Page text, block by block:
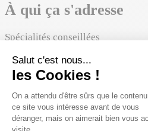
À qui ça s'adresse
Spécialités conseillées
Maths
Physique-Chimie
SVT
Où ça mène